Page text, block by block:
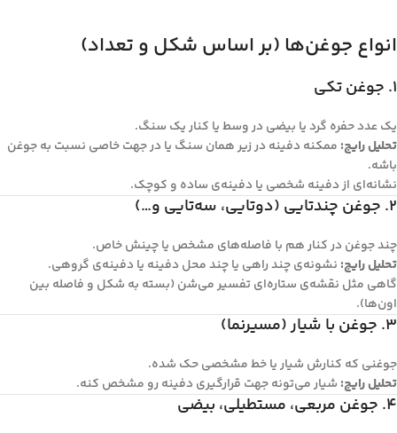
انواع جوغن‌ها (بر اساس شکل و تعداد)
۱. جوغن تکی
یک عدد حفره گرد یا بیضی در وسط یا کنار یک سنگ.
تحلیل رایج: ممکنه دفینه در زیر همان سنگ یا در جهت خاصی نسبت به جوغن
باشه.
نشانه‌ای از دفینه شخصی یا دفینه‌ی ساده و کوچک.
۲. جوغن چندتایی (دوتایی، سه‌تایی و…)
چند جوغن در کنار هم با فاصله‌های مشخص یا چینش خاص.
تحلیل رایج: نشونه‌ی چند راهی یا چند محل دفینه یا دفینه‌ی گروهی.
گاهی مثل نقشه‌ی ستاره‌ای تفسیر می‌شن (بسته به شکل و فاصله بین
اون‌ها).
۳. جوغن با شیار (مسیرنما)
جوغنی که کنارش شیار یا خط مشخصی حک شده.
تحلیل رایج: شیار می‌تونه جهت قرارگیری دفینه رو مشخص کنه.
۴. جوغن مربعی، مستطیلی، بیضی